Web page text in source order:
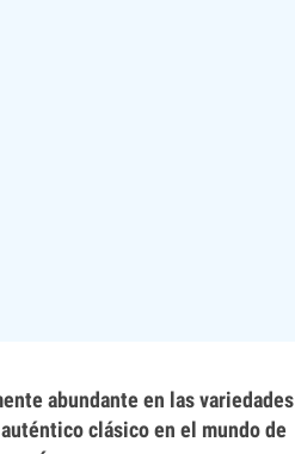
abundante en las variedades
clásico en el mundo de